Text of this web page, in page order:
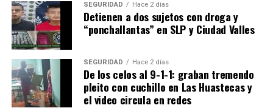
SEGURIDAD Hace 2 días
Detienen a dos sujetos con droga y
“ponchallantas” en SLP y Ciudad Valles
SEGURIDAD Hace 2 días
De los celos al 9-1-1: graban tremendo
pleito con cuchillo en Las Huastecas y
el video circula en redes